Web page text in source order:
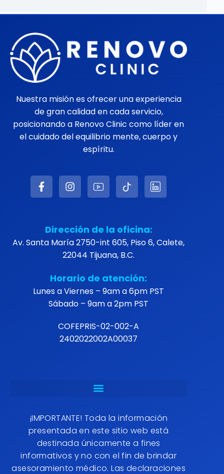
Nuestra misión es ofrecer una experiencia
de gran calidad en cada servicio,
posicionando a Renovo Clinic como líder en
el cuidado del equilibrio mente, cuerpo y
espíritu.
Dirección de la oficina:
Av. Santa María 2750-int 605, Piso 6, Calete,
22044 Tijuana, B.C.
Horario de atención:
Lunes a Viernes – 9am a 6pm PST
Sábado – 9am a 2pm PST
COFEPRIS-02-002-A
2402022002A00037
¡IMPORTANTE! Toda la información
presentada en este sitio web está
destinada únicamente a fines
informativos y no con el fin de brindar
asesoramiento médico. Las declaraciones